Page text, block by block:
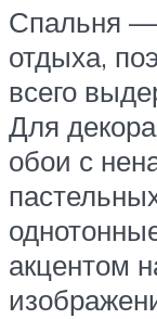
Спальня —
отдыха,
всего
Для
обои с
акцентом